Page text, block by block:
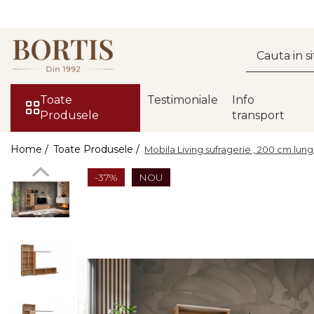
Toate Produsele
Fotolii balansoar/relaxante
Canapele
Comode
Comode lux-ultramoderne
Comode stil clasic/rustic
Fotolii extensibile
Masute de cafea
Mese sufragerie/dining
Toate
Produsele
Testimoniale
Info
transport
Home / Toate Produsele / Mobila Living sufragerie , 200 cm
-37% NOU